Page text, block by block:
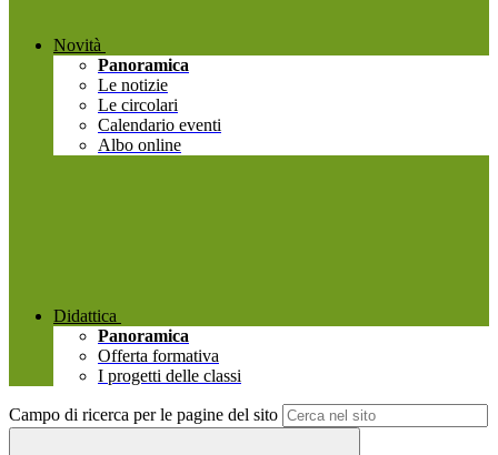
Novità
Panoramica
Le notizie
Le circolari
Calendario eventi
Albo online
Didattica
Panoramica
Offerta formativa
I progetti delle classi
Campo di ricerca per le pagine del sito